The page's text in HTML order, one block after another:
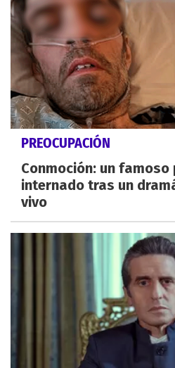
PREOCUPACIÓN
Conmoción: un
internado tras un
vivo